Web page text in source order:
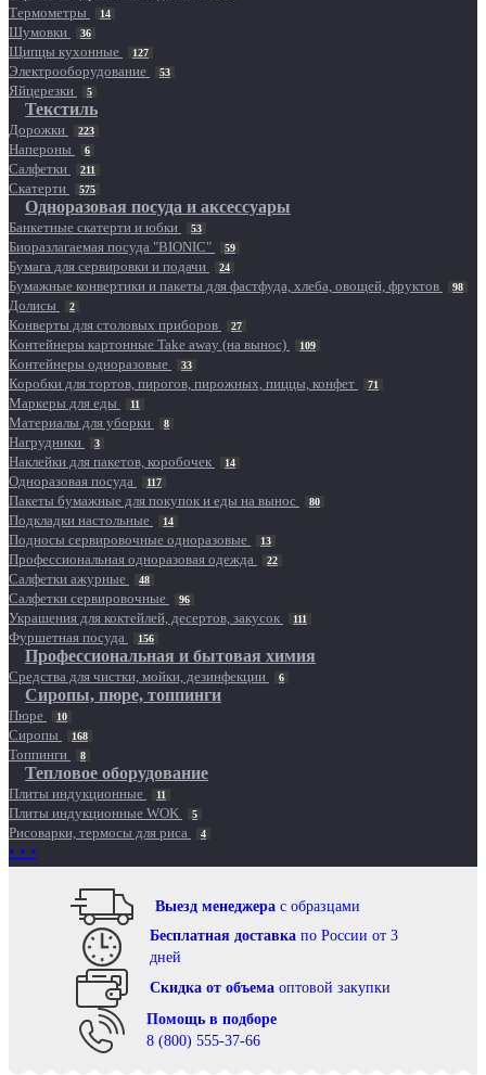
Термометры 14
Шумовки 36
Щипцы кухонные 127
Электрооборудование 53
Яйцерезки 5
Текстиль
Дорожки 223
Напероны 6
Салфетки 211
Скатерти 575
Одноразовая посуда и аксессуары
Банкетные скатерти и юбки 53
Биоразлагаемая посуда "BIONIC" 59
Бумага для сервировки и подачи 24
Бумажные конвертики и пакеты для фастфуда, хлеба, овощей, фруктов 98
Долисы 2
Конверты для столовых приборов 27
Контейнеры картонные Take away (на вынос) 109
Контейнеры одноразовые 33
Коробки для тортов, пирогов, пирожных, пиццы, конфет 71
Маркеры для еды 11
Материалы для уборки 8
Нагрудники 3
Наклейки для пакетов, коробочек 14
Одноразовая посуда 117
Пакеты бумажные для покупок и еды на вынос 80
Подкладки настольные 14
Подносы сервировочные одноразовые 13
Профессиональная одноразовая одежда 22
Салфетки ажурные 48
Салфетки сервировочные 96
Украшения для коктейлей, десертов, закусок 111
Фуршетная посуда 156
Профессиональная и бытовая химия
Средства для чистки, мойки, дезинфекции 6
Сиропы, пюре, топпинги
Пюре 10
Сиропы 168
Топпинги 8
Тепловое оборудование
Плиты индукционные 11
Плиты индукционные WOK 5
Рисоварки, термосы для риса 4
• • •
Выезд менеджера с образцами
Бесплатная доставка по России от 3
дней
Cкидка от объема оптовой закупки
Помощь в подборе
8 (800) 555-37-66